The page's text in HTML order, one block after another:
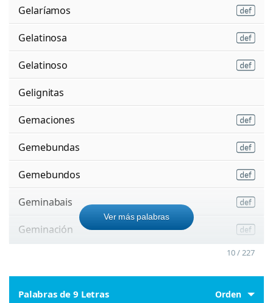
Gelaríamos
Gelatinosa
Gelatinoso
Gelignitas
Gemaciones
Gemebundas
Gemebundos
Geminabais
Geminación
Ver más palabras
10 / 227
Palabras de 9 Letras Orden